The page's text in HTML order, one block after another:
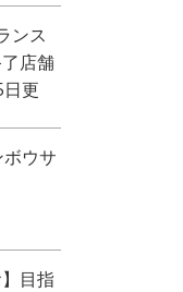
ンス
店舗
更
ウサ
目指